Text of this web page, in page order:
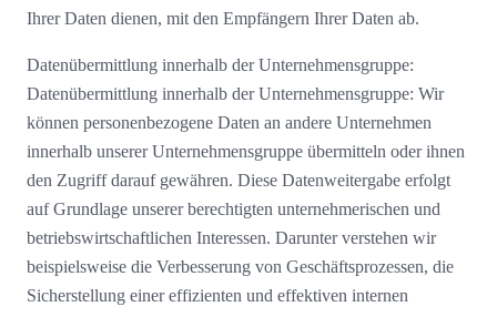
Ihrer Daten dienen, mit den Empfängern Ihrer Daten ab.
Datenübermittlung innerhalb der Unternehmensgruppe:
Datenübermittlung innerhalb der Unternehmensgruppe: Wir
können personenbezogene Daten an andere Unternehmen
innerhalb unserer Unternehmensgruppe übermitteln oder ihnen
den Zugriff darauf gewähren. Diese Datenweitergabe erfolgt
auf Grundlage unserer berechtigten unternehmerischen und
betriebswirtschaftlichen Interessen. Darunter verstehen wir
beispielsweise die Verbesserung von Geschäftsprozessen, die
Sicherstellung einer effizienten und effektiven internen